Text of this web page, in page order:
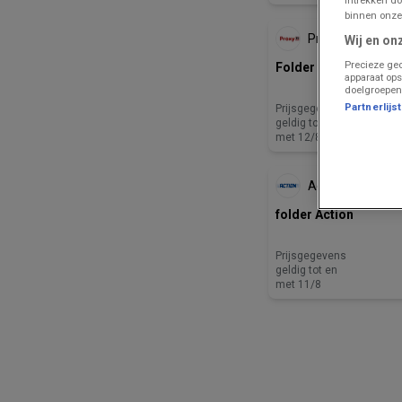
ZOJUIST
Proxy Delhaize
Folder van deze
Prijsgegevens
geldig tot en
met 12/8
Action
folder Action
Prijsgegevens
geldig tot en
met 11/8
binnen
Wij en
Precieze
apparaat